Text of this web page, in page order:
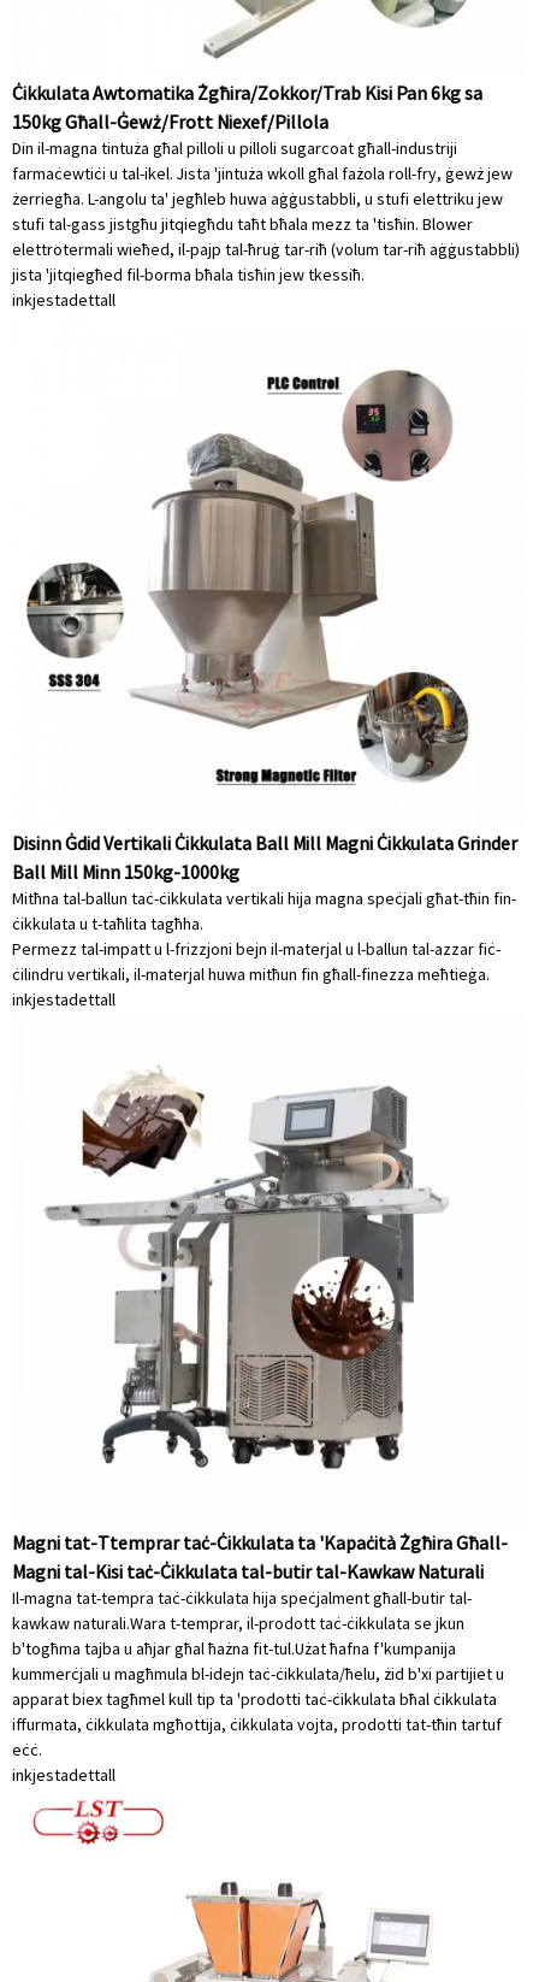
Ċikkulata Awtomatika Żgħira/Zokkor/Trab Kisi Pan 6kg sa
150kg Għall-Ġewż/Frott Niexef/Pillola
Din il-magna tintuża għal pilloli u pilloli sugarcoat għall-industriji
farmaċewtiċi u tal-ikel. Jista 'jintuża wkoll għal fażola roll-fry, ġewż jew
żerriegħa. L-angolu ta' jegħleb huwa aġġustabbli, u stufi elettriku jew
stufi tal-gass jistgħu jitqiegħdu taħt bħala mezz ta 'tisħin. Blower
elettrotermali wieħed, il-pajp tal-ħruġ tar-riħ (volum tar-riħ aġġustabbli)
jista 'jitqiegħed fil-borma bħala tisħin jew tkessiħ.
inkjestadettall
Disinn Ġdid Vertikali Ċikkulata Ball Mill Magni Ċikkulata Grinder
Ball Mill Minn 150kg-1000kg
Mitħna tal-ballun taċ-ċikkulata vertikali hija magna speċjali għat-tħin fin-
ċikkulata u t-taħlita tagħha.
Permezz tal-impatt u l-frizzjoni bejn il-materjal u l-ballun tal-azzar fiċ-
ċilindru vertikali, il-materjal huwa mitħun fin għall-finezza meħtieġa.
inkjestadettall
Magni tat-Ttemprar taċ-Ċikkulata ta 'Kapaċità Żgħira Għall-
Magni tal-Kisi taċ-Ċikkulata tal-butir tal-Kawkaw Naturali
Il-magna tat-tempra taċ-ċikkulata hija speċjalment għall-butir tal-
kawkaw naturali.Wara t-temprar, il-prodott taċ-ċikkulata se jkun
b'togħma tajba u aħjar għal ħażna fit-tul.Użat ħafna f'kumpanija
kummerċjali u magħmula bl-idejn taċ-ċikkulata/ħelu, żid b'xi partijiet u
apparat biex tagħmel kull tip ta 'prodotti taċ-ċikkulata bħal ċikkulata
iffurmata, ċikkulata mgħottija, ċikkulata vojta, prodotti tat-tħin tartuf
eċċ.
inkjestadettall